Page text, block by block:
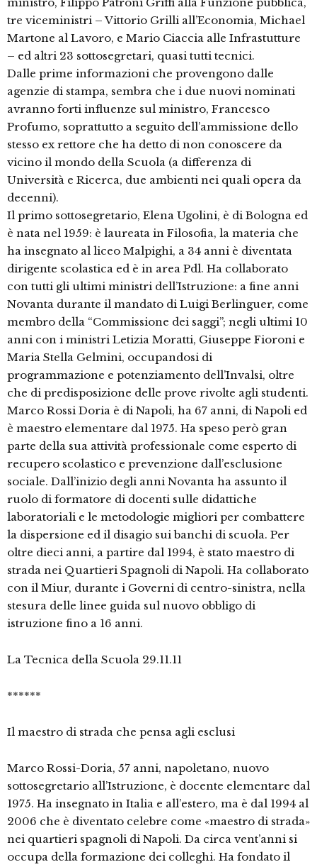
ministro, Filippo Patroni Griffi alla Funzione pubblica,
tre viceministri – Vittorio Grilli all’Economia, Michael
Martone al Lavoro, e Mario Ciaccia alle Infrastutture
– ed altri 23 sottosegretari, quasi tutti tecnici.
Dalle prime informazioni che provengono dalle
agenzie di stampa, sembra che i due nuovi nominati
avranno forti influenze sul ministro, Francesco
Profumo, soprattutto a seguito dell’ammissione dello
stesso ex rettore che ha detto di non conoscere da
vicino il mondo della Scuola (a differenza di
Università e Ricerca, due ambienti nei quali opera da
decenni).
Il primo sottosegretario, Elena Ugolini, è di Bologna ed
è nata nel 1959: è laureata in Filosofia, la materia che
ha insegnato al liceo Malpighi, a 34 anni è diventata
dirigente scolastica ed è in area Pdl. Ha collaborato
con tutti gli ultimi ministri dell’Istruzione: a fine anni
Novanta durante il mandato di Luigi Berlinguer, come
membro della “Commissione dei saggi”; negli ultimi 10
anni con i ministri Letizia Moratti, Giuseppe Fioroni e
Maria Stella Gelmini, occupandosi di
programmazione e potenziamento dell’Invalsi, oltre
che di predisposizione delle prove rivolte agli studenti.
Marco Rossi Doria è di Napoli, ha 67 anni, di Napoli ed
è maestro elementare dal 1975. Ha speso però gran
parte della sua attività professionale come esperto di
recupero scolastico e prevenzione dall’esclusione
sociale. Dall’inizio degli anni Novanta ha assunto il
ruolo di formatore di docenti sulle didattiche
laboratoriali e le metodologie migliori per combattere
la dispersione ed il disagio sui banchi di scuola. Per
oltre dieci anni, a partire dal 1994, è stato maestro di
strada nei Quartieri Spagnoli di Napoli. Ha collaborato
con il Miur, durante i Governi di centro-sinistra, nella
stesura delle linee guida sul nuovo obbligo di
istruzione fino a 16 anni.
La Tecnica della Scuola 29.11.11
******
Il maestro di strada che pensa agli esclusi
Marco Rossi-Doria, 57 anni, napoletano, nuovo
sottosegretario all’Istruzione, è docente elementare dal
1975. Ha insegnato in Italia e all’estero, ma è dal 1994 al
2006 che è diventato celebre come «maestro di strada»
nei quartieri spagnoli di Napoli. Da circa vent’anni si
occupa della formazione dei colleghi. Ha fondato il